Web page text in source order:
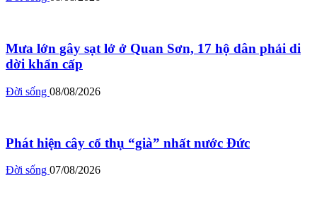
Mưa lớn gây sạt lở ở Quan Sơn, 17 hộ dân phải di
dời khẩn cấp
Đời sống 08/08/2026
Phát hiện cây cổ thụ “già” nhất nước Đức
Đời sống 07/08/2026